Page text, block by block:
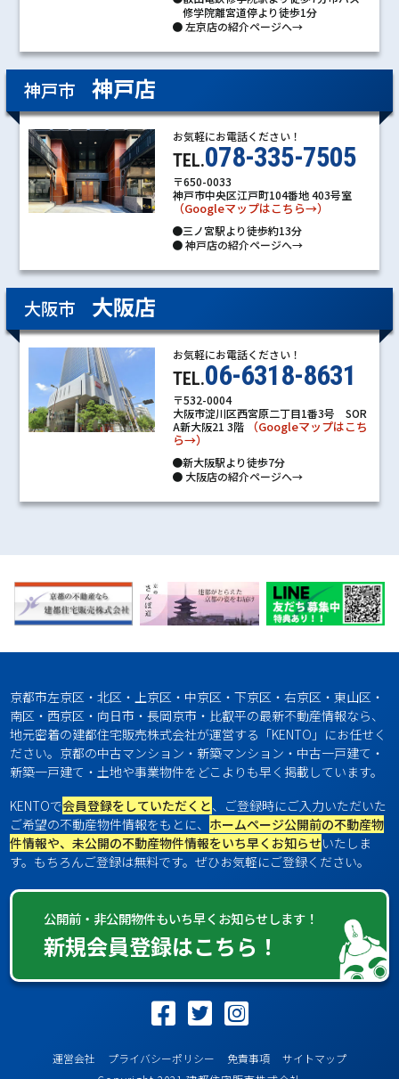
修学院離宮道停より徒歩1分
●左京店の紹介ページへ→
神戸市 神戸店
お気軽にお電話ください！
TEL.078-335-7505
〒650-0033
神戸市中央区江戸町104番地 403号室
（Googleマップはこちら→）
●三ノ宮駅より徒歩約13分
●神戸店の紹介ページへ→
大阪市 大阪店
お気軽にお電話ください！
TEL.06-6318-8631
〒532-0004
大阪市淀川区西宮原二丁目1番3号 SOR
A新大阪21 3階
（Googleマップはこち
ら→）
●新大阪駅より徒歩7分
●大阪店の紹介ページへ→
京都市左京区・北区・上京区・中京区・下京区・右京区・東山区・
南区・西京区・向日市・長岡京市・比叡平の最新不動産情報なら、
地元密着の建都住宅販売株式会社が運営する「KENTO」にお任せく
ださい。京都の中古マンション・新築マンション・中古一戸建て・
新築一戸建て・土地や事業物件をどこよりも早く掲載しています。
KENTOで会員登録をしていただくと、ご登録時にご入力いただいた
ご希望の不動産物件情報をもとに、 ホームページ公開前の不動産物
件情報や、未公開の不動産物件情報をいち早くお知らせいたしま
す。もちろんご登録は無料です。ぜひお気軽にご登録ください。
公開前・非公開物件もいち早くお知らせします！
新規会員登録はこちら！
運営会社 プライバシーポリシー 免責事項
サイトマップ